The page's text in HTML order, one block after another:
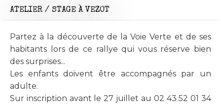
ATELIER / STAGE À VEZOT
Partez à la découverte de la Voie Verte et de ses
habitants lors de ce rallye qui vous réserve bien
des surprises...
Les enfants doivent être accompagnés par un
adulte.
Sur inscription avant le 27 juillet au 02 43 52 01 34